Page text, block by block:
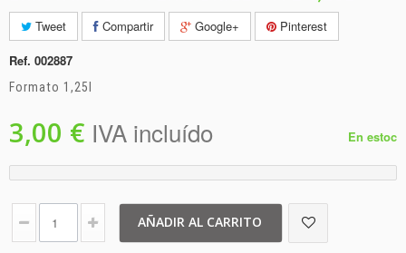
Tweet Compartir Google+
Pinterest
Ref. 002887
Formato 1,25l
3,00 € IVA incluído En estoc
AÑADIR AL CARRITO